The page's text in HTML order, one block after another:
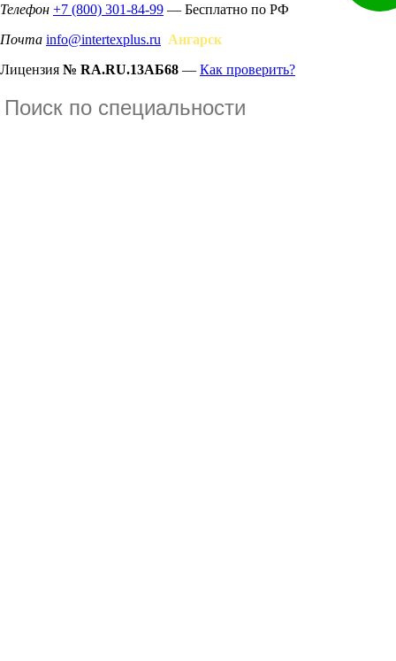
Телефон +7 (800) 301-84-99 — Бесплатно по РФ
Почта info@intertexplus.ru Ангарск
Лицензия № RA.RU.13АБ68 — Как проверить?